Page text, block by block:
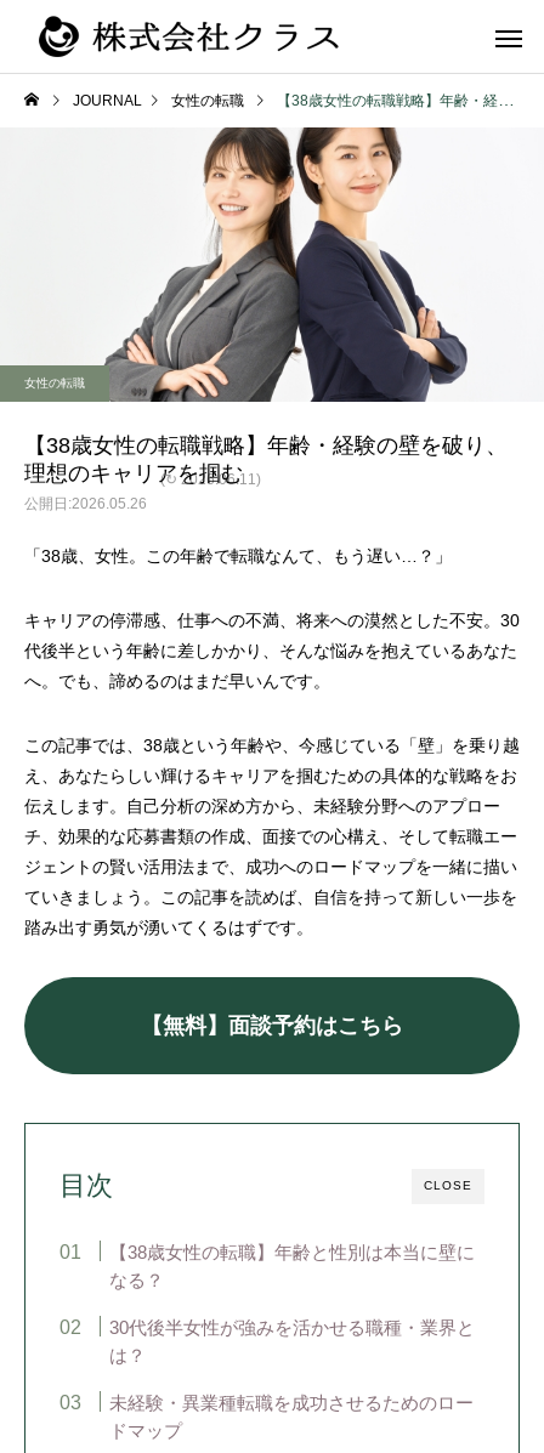
新卒
第二新卒・メ
JOURNAL 女性の転職 【38歳女性の転職戦略】年齢・経験の壁を破り、理想のキャリアを掴む
女性の転職
【38歳女性の転職戦略】年齢・経験の壁を破り、
理想のキャリアを掴む
2026.05.26
(↻ 2026.06.11)
「38歳、女性。この年齢で転職なんて、もう遅い…？」
キャリアの停滞感、仕事への不満、将来への漠然とした不安。30
代後半という年齢に差しかかり、そんな悩みを抱えているあなた
へ。でも、諦めるのはまだ早いんです。
この記事では、38歳という年齢や、今感じている「壁」を乗り越
え、あなたらしい輝けるキャリアを掴むための具体的な戦略をお
伝えします。自己分析の深め方から、未経験分野へのアプロー
チ、効果的な応募書類の作成、面接での心構え、そして転職エー
ジェントの賢い活用法まで、成功へのロードマップを一緒に描い
ていきましょう。この記事を読めば、自信を持って新しい一歩を
踏み出す勇気が湧いてくるはずです。
【無料】面談予約はこちら
CLOSE
目次
【38歳女性の転職】年齢と性別は本当に壁に
なる？
30代後半女性が強みを活かせる職種・業界と
は？
未経験・異業種転職を成功させるためのロー
ドマップ